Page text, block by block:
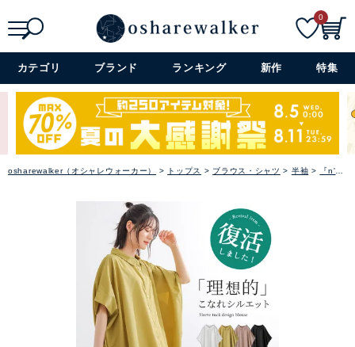
詳細検索+
0
カテゴリ ブランド ランキング 新作 特集
osharewalker（オシャレウォーカー） トップス ブラウス・シャツ 半袖 『n'OrLABEL袖タックデザインブラウス』※メール便可※【10】